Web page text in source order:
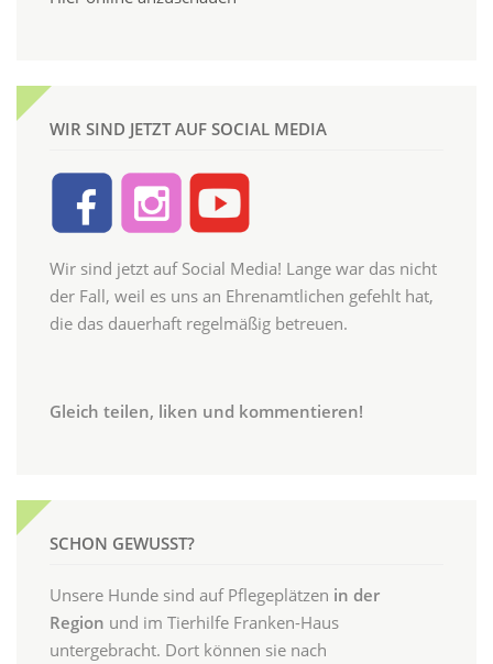
WIR SIND JETZT AUF SOCIAL MEDIA
Wir sind jetzt auf Social Media! Lange war das nicht
der Fall, weil es uns an Ehrenamtlichen gefehlt hat,
die das dauerhaft regelmäßig betreuen.
Gleich teilen, liken und kommentieren!
SCHON GEWUSST?
Unsere Hunde sind auf Pflegeplätzen in der
Region und im Tierhilfe Franken-Haus
untergebracht. Dort können sie nach